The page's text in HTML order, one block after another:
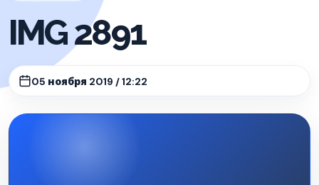
IMG 2891
05 ноября 2019 / 12:22